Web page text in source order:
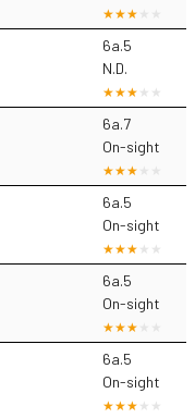
6a.5
N.D.
6a.7
On-sight
6a.5
On-sight
6a.5
On-sight
6a.5
On-sight